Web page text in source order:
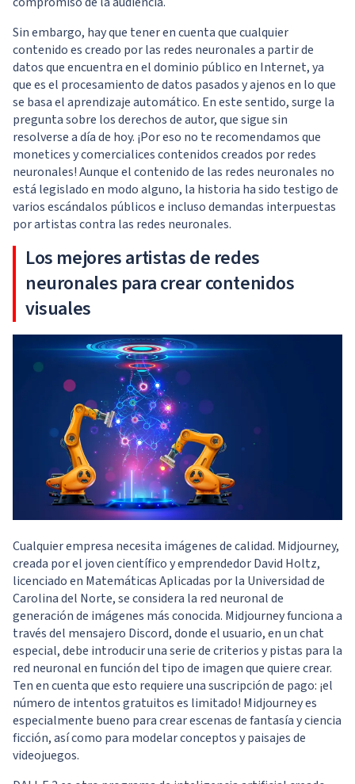
Sin embargo, hay que tener en cuenta que cualquier
contenido es creado por las redes neuronales a partir de
datos que encuentra en el dominio público en Internet, ya
que es el procesamiento de datos pasados y ajenos en lo que
se basa el aprendizaje automático. En este sentido, surge la
pregunta sobre los derechos de autor, que sigue sin
resolverse a día de hoy. ¡Por eso no te recomendamos que
monetices y comercialices contenidos creados por redes
neuronales! Aunque el contenido de las redes neuronales no
está legislado en modo alguno, la historia ha sido testigo de
varios escándalos públicos e incluso demandas interpuestas
por artistas contra las redes neuronales.
Los mejores artistas de redes
neuronales para crear contenidos
visuales
Cualquier empresa necesita imágenes de calidad. Midjourney,
creada por el joven científico y emprendedor David Holtz,
licenciado en Matemáticas Aplicadas por la Universidad de
Carolina del Norte, se considera la red neuronal de
generación de imágenes más conocida. Midjourney funciona a
través del mensajero Discord, donde el usuario, en un chat
especial, debe introducir una serie de criterios y pistas para la
red neuronal en función del tipo de imagen que quiere crear.
Ten en cuenta que esto requiere una suscripción de pago: ¡el
número de intentos gratuitos es limitado! Midjourney es
especialmente bueno para crear escenas de fantasía y ciencia
ficción, así como para modelar conceptos y paisajes de
videojuegos.